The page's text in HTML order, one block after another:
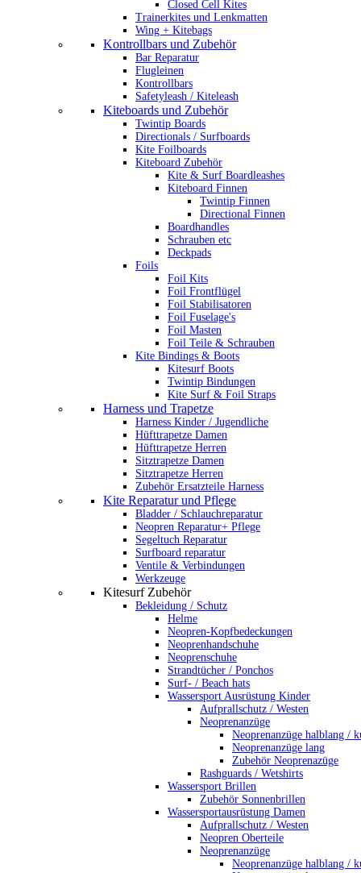
Closed Cell Kites
Trainerkites und Lenkmatten
Wing + Kitebags
Kontrollbars und Zubehör
Bar Reparatur
Flugleinen
Kontrollbars
Safetyleash / Kiteleash
Kiteboards und Zubehör
Twintip Boards
Directionals / Surfboards
Kite Foilboards
Kiteboard Zubehör
Kite & Surf Boardleashes
Kiteboard Finnen
Twintip Finnen
Directional Finnen
Boardhandles
Schrauben etc
Deckpads
Foils
Foil Kits
Foil Frontflügel
Foil Stabilisatoren
Foil Fuselage's
Foil Masten
Foil Teile & Schrauben
Kite Bindings & Boots
Kitesurf Boots
Twintip Bindungen
Kite Surf & Foil Straps
Harness und Trapetze
Harness Kinder / Jugendliche
Hüfttrapetze Damen
Hüfttrapetze Herren
Sitztrapetze Damen
Sitztrapetze Herren
Zubehör Ersatzteile Harness
Kite Reparatur und Pflege
Bladder / Schlauchreparatur
Neopren Reparatur+ Pflege
Segeltuch Reparatur
Surfboard reparatur
Ventile & Verbindungen
Werkzeuge
Kitesurf Zubehör
Bekleidung / Schutz
Helme
Neopren-Kopfbedeckungen
Neoprenhandschuhe
Neoprenschuhe
Strandtücher / Ponchos
Surf- / Beach hats
Wassersport Ausrüstung Kinder
Aufprallschutz / Westen
Neoprenanzüge
Neoprenanzüge halblang /
Neoprenanzüge lang
Zubehör Neoprenazüge
Rashguards / Wetshirts
Wassersport Brillen
Zubehör Sonnenbrillen
Wassersportausrüstung Damen
Aufprallschutz / Westen
Neopren Oberteile
Neoprenanzüge
Neoprenanzüge halblang /